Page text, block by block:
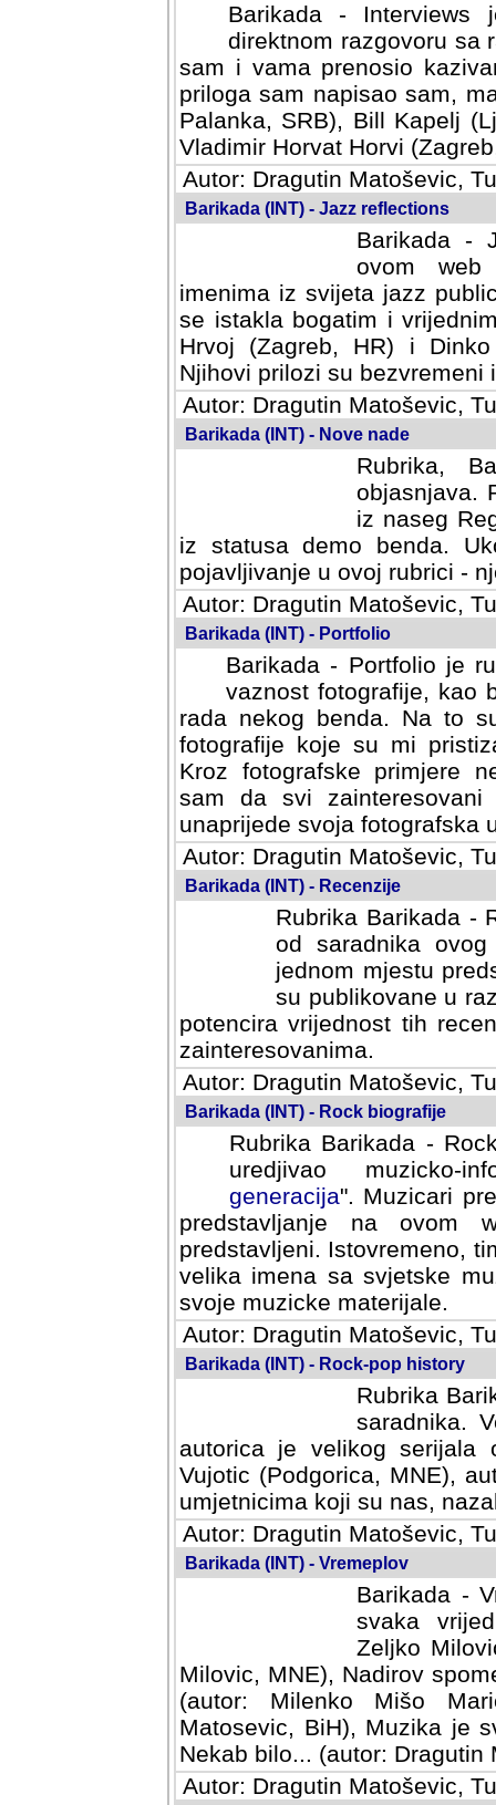
Barikada -
direktnom razgovoru sa
sam i vama prenosio
priloga sam napisao sam,
Palanka, SRB), Bill Kapelj
Vladimir Horvat Horvi
Autor: Dragutin Matoševic,
Barikada (INT) - Jazz reflections
Barikada -
ovom web
imenima iz svijeta jazz
se istakla bogatim i
Hrvoj (Zagreb, HR) i
Njihovi prilozi su bezvremeni
Autor: Dragutin Matoševic,
Barikada (INT) - Nove nade
Rubrika,
objasnjava.
iz naseg
iz statusa demo benda.
pojavljivanje u ovoj rubrici -
Autor: Dragutin Matoševic,
Barikada (INT) - Portfolio
Barikada - Portfolio je
vaznost fotografije, kao
rada nekog benda. Na to
fotografije koje su mi
fotografske primjere
svi zainteresovani
svoja fotografska umijeca.
Autor: Dragutin Matoševic,
Barikada (INT) - Recenzije
Rubrika Barikada -
od saradnika
jednom mjestu
su publikovane u
potencira vrijednost tih
zainteresovanima.
Autor: Dragutin Matoševic,
Barikada (INT) - Rock biografije
Rubrika Barikada -
uredjivao muzicko-
Muzicari predstavljeni u
na ovom web portalu
Istovremeno, tim nacinom
sa svjetske muzicke scene
materijale.
Autor: Dragutin Matoševic,
Barikada (INT) - Rock-pop history
Rubrika
saradnika.
autorica je velikog serijala
Vujotic (Podgorica, MNE),
umjetnicima koji su nas,
Autor: Dragutin Matoševic,
Barikada (INT) - Vremeplov
Barikada -
svaka
Milovic,
MNE), Nadirov spomenar
Milenko Mišo Maric, UK),
Muzika je svirala (autor:
(autor: Dragutin Matosevic,
Autor: Dragutin Matoševic,